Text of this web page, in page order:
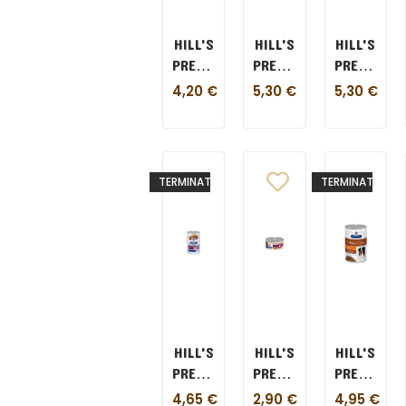
HILL'S
PRESCRIPTION
DIET
DERM
GR
4,20 €
HILL'S
PRESCRIPTION
DIET
GASTRO
CANE
370
5,30 €
HILL'S
DIET
GASTRO
SPEZZATINO
CANE
GR
5,30 €
TERMINATO
HILL'S
PRESCRIPTION
DIET
4,65 €
HILL'S
PRESCRIPTION
DIET
2,90 €
TERMINATO
HILL'S
DIET
4,95 €